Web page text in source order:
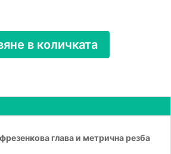
в количката
глава и метрична резба